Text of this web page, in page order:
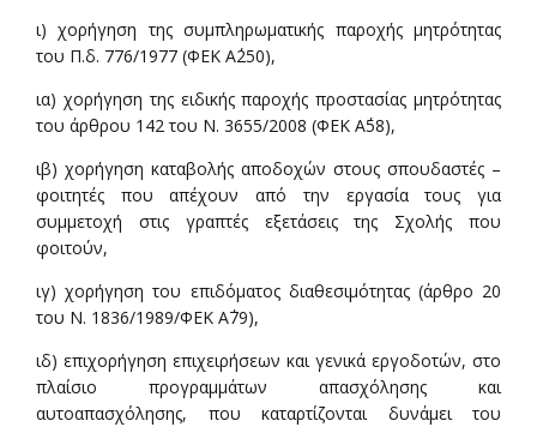
ι) χορήγηση της συμπληρωματικής παροχής μητρότητας
του Π.δ. 776/1977 (ΦΕΚ Α΄250),
ια) χορήγηση της ειδικής παροχής προστασίας μητρότητας
του άρθρου 142 του Ν. 3655/2008 (ΦΕΚ Α΄58),
ιβ) χορήγηση καταβολής αποδοχών στους σπουδαστές –
φοιτητές που απέχουν από την εργασία τους για
συμμετοχή στις γραπτές εξετάσεις της Σχολής που
φοιτούν,
ιγ) χορήγηση του επιδόματος διαθεσιμότητας (άρθρο 20
του Ν. 1836/1989/ΦΕΚ Α΄79),
ιδ) επιχορήγηση επιχειρήσεων και γενικά εργοδοτών, στο
πλαίσιο προγραμμάτων απασχόλησης και
αυτοαπασχόλησης, που καταρτίζονται δυνάμει του